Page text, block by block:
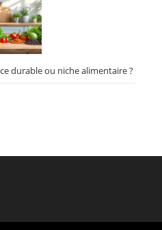
durable ou niche alimentaire ?